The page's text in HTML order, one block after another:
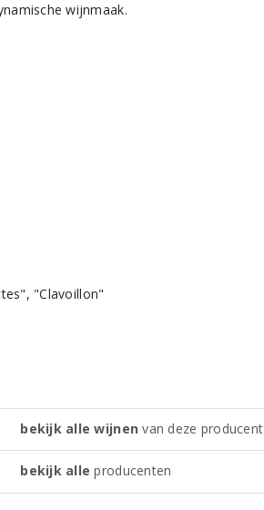
wijnmaak.
"Clavoillon"
bekijk alle wijnen van deze producent
bekijk alle producenten